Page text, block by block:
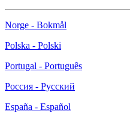
Norge - Bokmål
Polska - Polski
Portugal - Português
Россия - Русский
España - Español